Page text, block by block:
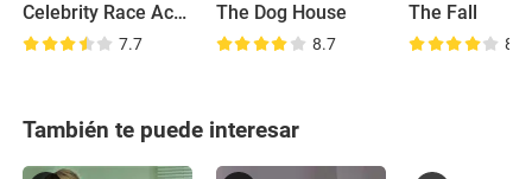
Celebrity Race Across the World
7.7
The Dog House
8.7
The Fall
8.1
También te puede interesar